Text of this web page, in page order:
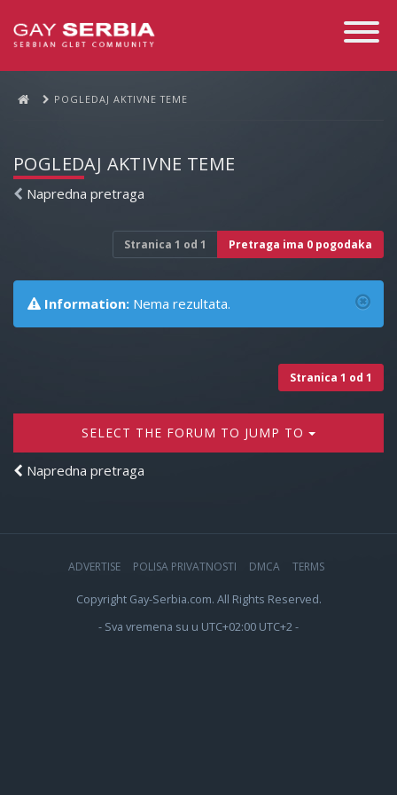
Toggle
POGLEDAJ AKTIVNE TEME
POGLEDAJ AKTIVNE TEME
Napredna pretraga
Stranica 1 od 1 Pretraga ima 0 pogodaka
Information: Nema rezultata.
Stranica 1 od 1
SELECT THE FORUM TO JUMP TO
Napredna pretraga
ADVERTISE POLISA PRIVATNOSTI DMCA TERMS
Copyright Gay-Serbia.com. All Rights Reserved.
- Sva vremena su u UTC+02:00 UTC+2 -